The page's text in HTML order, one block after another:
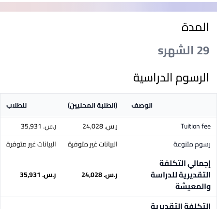
المدة
29 الشهرs
الرسوم الدراسية
الوصف (الطلبة المحليين)
للطلاب
Tuition fee
ر.س.‏ 24,028
ر.س.‏ 35,931
رسوم متنوعة
البيانات غير متوفرة البيانات غير متوفرة
إجمالي التكلفة
التقديرية للدراسة
والمعيشة
ر.س.‏ 24,028 ر.س.‏ 35,931
التكلفة التقديرية